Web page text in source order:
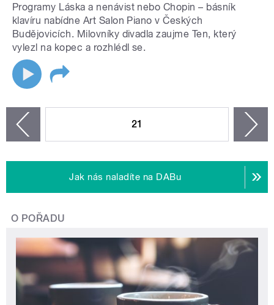
Programy Láska a nenávist nebo Chopin – básník
klavíru nabídne Art Salon Piano v Českých
Budějovicích. Milovníky divadla zaujme Ten, který
vylezl na kopec a rozhlédl se.
21
Jak nás naladíte na DABu
O POŘADU